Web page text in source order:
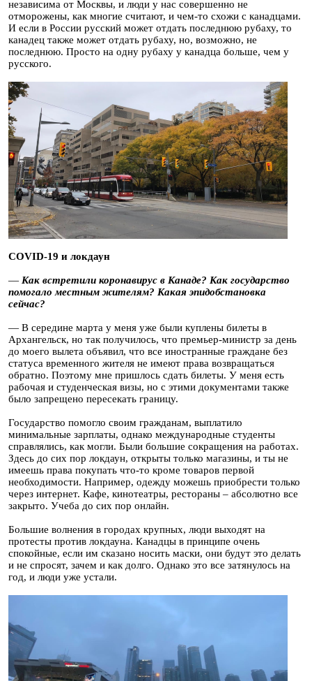
независима от Москвы, и люди у нас совершенно не
отморожены, как многие считают, и чем-то схожи с канадцами.
И если в России русский может отдать последнюю рубаху, то
канадец также может отдать рубаху, но, возможно, не
последнюю. Просто на одну рубаху у канадца больше, чем у
русского.
COVID-19 и локдаун
— Как встретили коронавирус в Канаде? Как государство
помогало местным жителям? Какая эпидобстановка
сейчас?
— В середине марта у меня уже были куплены билеты в
Архангельск, но так получилось, что премьер-министр за день
до моего вылета объявил, что все иностранные граждане без
статуса временного жителя не имеют права возвращаться
обратно. Поэтому мне пришлось сдать билеты. У меня есть
рабочая и студенческая визы, но с этими документами также
было запрещено пересекать границу.
Государство помогло своим гражданам, выплатило
минимальные зарплаты, однако международные студенты
справлялись, как могли. Были большие сокращения на работах.
Здесь до сих пор локдаун, открыты только магазины, и ты не
имеешь права покупать что-то кроме товаров первой
необходимости. Например, одежду можешь приобрести только
через интернет. Кафе, кинотеатры, рестораны – абсолютно все
закрыто. Учеба до сих пор онлайн.
Большие волнения в городах крупных, люди выходят на
протесты против локдауна. Канадцы в принципе очень
спокойные, если им сказано носить маски, они будут это делать
и не спросят, зачем и как долго. Однако это все затянулось на
год, и люди уже устали.